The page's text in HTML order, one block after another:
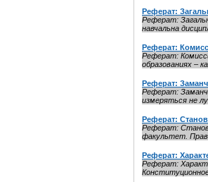
Реферат:
Реферат:
навчальна
Реферат:
Реферат:
образованиях –
Реферат:
Реферат:
измеряться не
Реферат:
Реферат:
факультет.
Реферат:
Реферат: